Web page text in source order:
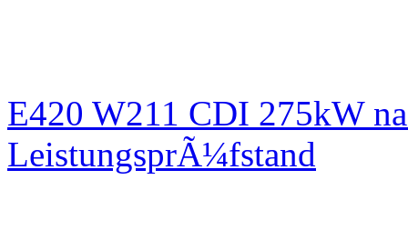
E420 W211 CDI 275kW
LeistungsprÃ¼fstand